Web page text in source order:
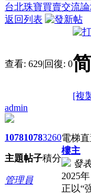
台北珠寶買賣交流論
返回列表
查看: 629|回復: 0
[複
admin
1078
主題
1078
帖子
3260
積分
管理員
電梯
樓主
發
2025
正以“